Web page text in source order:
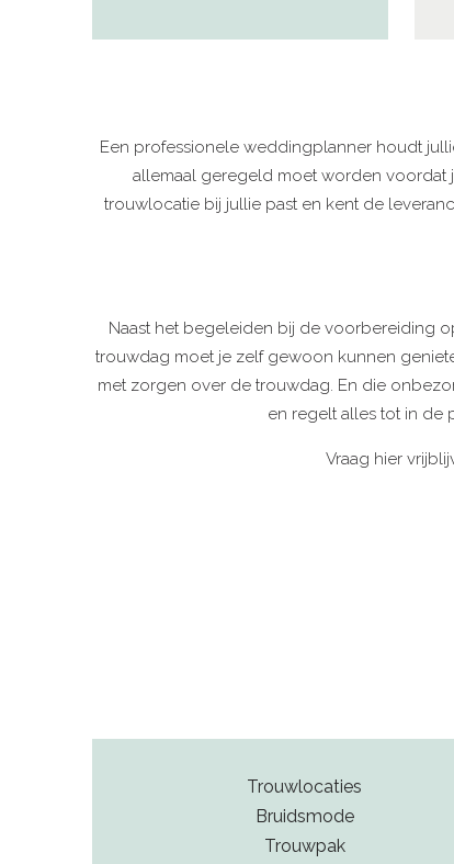
Een professionele weddingplanner houdt
allemaal geregeld moet worden voordat
trouwlocatie bij jullie past en kent de
Naast het begeleiden bij de voorbereiding
trouwdag moet je zelf gewoon kunnen
met zorgen over de trouwdag. En die
en regelt alles tot in de
Vraag hier
Trouwlocaties
Bruidsmode
Trouwpak